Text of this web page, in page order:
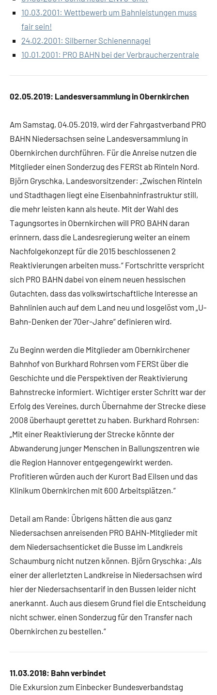
10.03.2001: Wettbewerb um Bahnleistungen muss
fair sein!
24.02.2001: Silberner Schienennagel
10.01.2001: PRO BAHN bei der Verbraucherzentrale
02.05.2019: Landesversammlung in Obernkirchen
Am Samstag, 04.05.2019, wird der Fahrgastverband PRO
BAHN Niedersachsen seine Landesversammlung in
Obernkirchen durchführen. Für die Anreise nutzen die
Mitglieder einen Sonderzug des FERSt ab Rinteln Nord.
Björn Gryschka, Landesvorsitzender: „Zwischen Rinteln
und Stadthagen liegt eine Eisenbahninfrastruktur still,
die mehr leisten kann als heute. Mit der Wahl des
Tagungsortes in Obernkirchen will PRO BAHN daran
erinnern, dass die Landesregierung weiter an einem
Nachfolgekonzept für die 2015 beschlossenen 2
Reaktivierungen arbeiten muss.“ Fortschritte verspricht
sich PRO BAHN dabei von einem neuen hessischen
Gutachten, dass das volkswirtschaftliche Interesse an
Bahnlinien auch auf dem Land neu und losgelöst vom „U-
Bahn-Denken der 70er-Jahre“ definieren wird.
Zu Beginn werden die Mitglieder am Obernkirchener
Bahnhof von Burkhard Rohrsen vom FERSt über die
Geschichte und die Perspektiven der Reaktivierung
Bahnstrecke informiert. Wichtiger erster Schritt war der
Erfolg des Vereines, durch Übernahme der Strecke diese
2008 überhaupt gerettet zu haben. Burkhard Rohrsen:
„Mit einer Reaktivierung der Strecke könnte der
Abwanderung junger Menschen in Ballungszentren wie
die Region Hannover entgegengewirkt werden.
Profitieren würden auch der Kurort Bad Eilsen und das
Klinikum Obernkirchen mit 600 Arbeitsplätzen.“
Detail am Rande: Übrigens hätten die aus ganz
Niedersachsen anreisenden PRO BAHN-Mitglieder mit
dem Niedersachsenticket die Busse im Landkreis
Schaumburg nicht nutzen können. Björn Gryschka: „Als
einer der allerletzten Landkreise in Niedersachsen wird
hier der Niedersachsentarif in den Bussen leider nicht
anerkannt. Auch aus diesem Grund fiel die Entscheidung
nicht schwer, einen Sonderzug für den Transfer nach
Obernkirchen zu bestellen.“
11.03.2018: Bahn verbindet
Die Exkursion zum Einbecker Bundesverbandstag